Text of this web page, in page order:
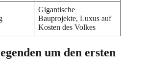
Gigantische
Bauprojekte, Luxus auf
Kosten des Volkes
um den ersten